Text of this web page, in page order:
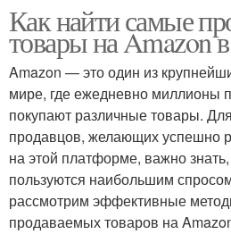
Как найти самые
товары на Amazon
Amazon — это один из
мире, где ежедневно миллионы
покупают различные товары.
продавцов, желающих успешно
на этой платформе, важно
пользуются наибольшим
рассмотрим эффективные
продаваемых товаров на